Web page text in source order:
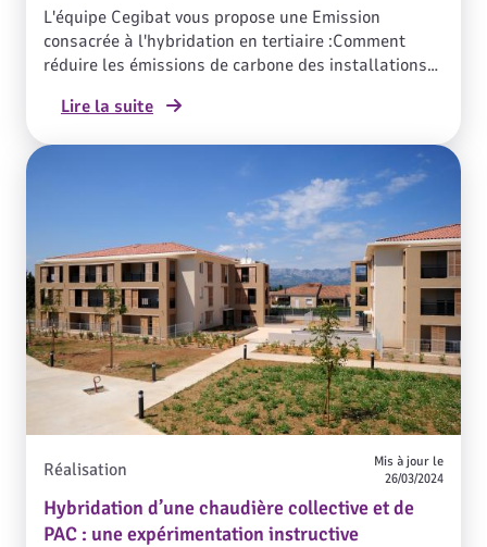
L'équipe Cegibat vous propose une Emission
consacrée à l'hybridation en tertiaire :Comment
réduire les émissions de carbone des installations
solutions pour respecter les exigences des
PAC hybride répond à ces problématiques en
s’appuyant sur la complémentarité des
énergies.L'Emission a eu lieu le 21 mars 2024 et elle
vous est proposée dans le replay ci-dessous.
Lire la suite
Hybridation d’une chaudière collective et de
PAC : une expérimentation instructive
Réalisation
Mis à jour le
26/03/2024